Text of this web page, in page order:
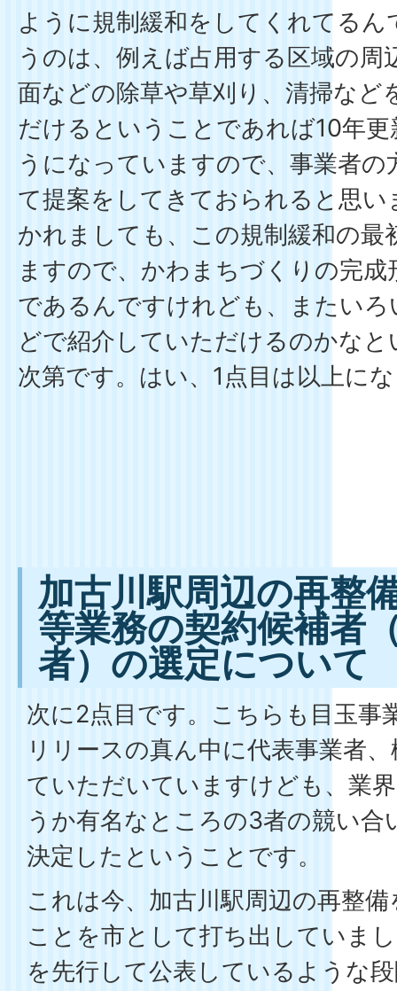
ように規制緩和をしてくれてる
うのは、例えば占用する区域の周
面などの除草や草刈り、清掃など
だけるということであれば10年
うになっていますので、事業者
て提案をしてきておられると思
かれましても、この規制緩和の最
ますので、かわまちづくりの完
であるんですけれども、またい
どで紹介していただけるのかな
次第です。はい、1点目は以上に
加古川駅周辺の再整
等業務の契約候補者
者）の選定について
次に2点目です。こちらも目玉事
リリースの真ん中に代表事業者
ていただいていますけども、業
うか有名なところの3者の競い
決定したということです。
これは今、加古川駅周辺の再整
ことを市として打ち出していま
を先行して公表しているような